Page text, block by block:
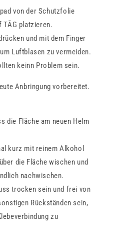
von der Schutzfolie
TĀG platzieren.
und mit dem Finger
Luftblasen zu vermeiden.
keinn Problem sein.
Anbringung vorbereitet.
die Fläche am neuen Helm
kurz mit reinem Alkohol
die Fläche wischen und
nachwischen.
trocken sein und frei von
Rückständen sein,
zu